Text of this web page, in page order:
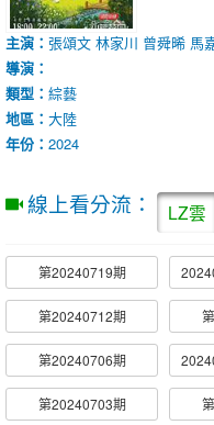
主演： 張頌文 林家川 曾舜晞 馬
導演：
類型： 綜藝
地區： 大陸
年份： 2024
線上看分流： LZ雲
第20240719期
第20240712期
第20240706期
第20240703期